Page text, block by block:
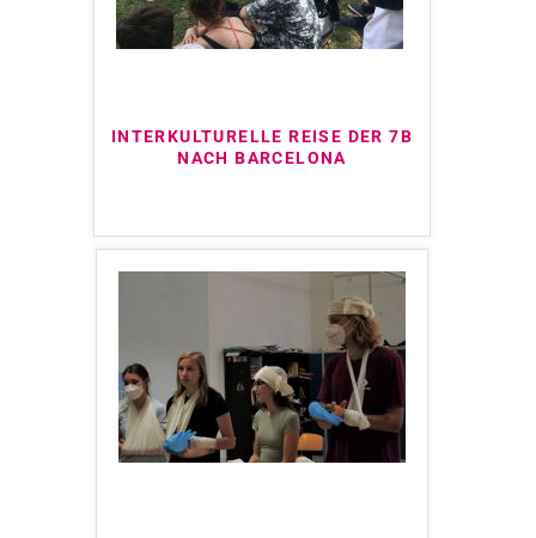
INTERKULTURELLE REISE DER 7B
NACH BARCELONA